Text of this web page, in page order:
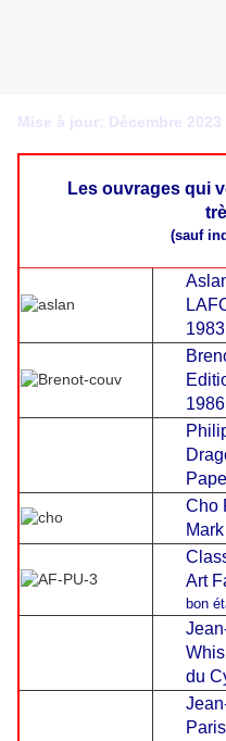
Mise à jour: Décembre 2023
Les ouvrages qui
(sauf
1983
1986
Cho
Art
bon
du